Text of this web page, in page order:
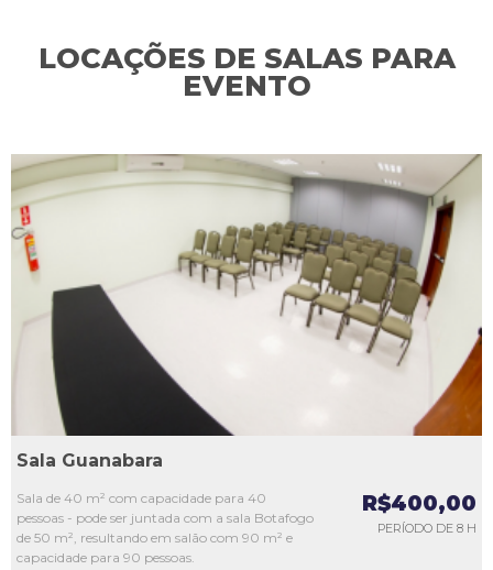
LOCAÇÕES DE SALAS PARA
EVENTO
L4
L5
Sala Guanabara
Sala de 40 m² com capacidade para 40
pessoas - pode ser juntada com a sala Botafogo
de 50 m², resultando em salão com 90 m² e
capacidade para 90 pessoas.
R$400,00
PERÍODO DE 8 H